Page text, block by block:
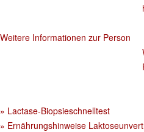
Weitere Informationen zur Person
» Lactase-Biopsieschnelltest
» Ernährungshinweise